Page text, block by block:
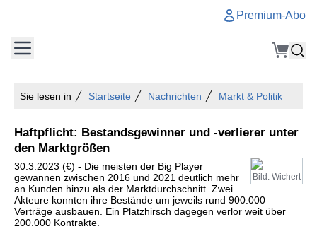
Premium-Abo
Sie lesen in Startseite Nachrichten Markt & Politik
Haftpflicht: Bestandsgewinner und -verlierer unter
den Marktgrößen
Bild: Wichert
30.3.2023 (€) - Die meisten der Big Player
gewannen zwischen 2016 und 2021 deutlich mehr
an Kunden hinzu als der Marktdurchschnitt. Zwei
Akteure konnten ihre Bestände um jeweils rund 900.000
Verträge ausbauen. Ein Platzhirsch dagegen verlor weit über
200.000 Kontrakte.